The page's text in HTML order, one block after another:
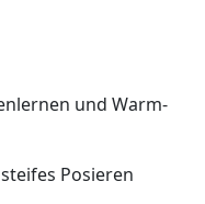
und Warm-
Posieren